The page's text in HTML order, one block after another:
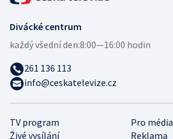
TV program
Pro média
Živé vysílání
Reklama
Divácké centrum
každý všední den:8:00—16:00 hodin
261 136 113
info@ceskatelevize.cz